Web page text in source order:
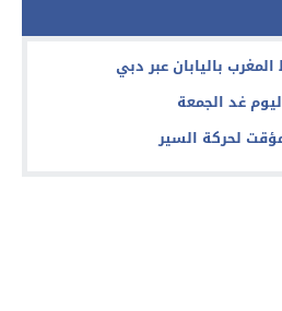
باليابان عبر دبي
غد الجمعة
لحركة السير